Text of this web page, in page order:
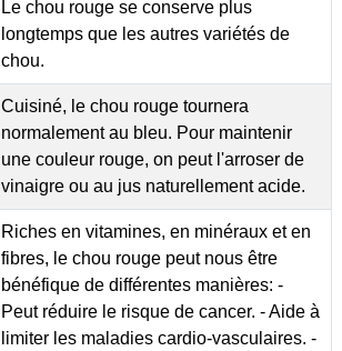
Le chou rouge se conserve plus
longtemps que les autres variétés de
chou.
Cuisiné, le chou rouge tournera
normalement au bleu. Pour maintenir
une couleur rouge, on peut l'arroser de
vinaigre ou au jus naturellement acide.
Riches en vitamines, en minéraux et en
fibres, le chou rouge peut nous être
bénéfique de différentes manières: -
Peut réduire le risque de cancer. - Aide à
limiter les maladies cardio-vasculaires. -